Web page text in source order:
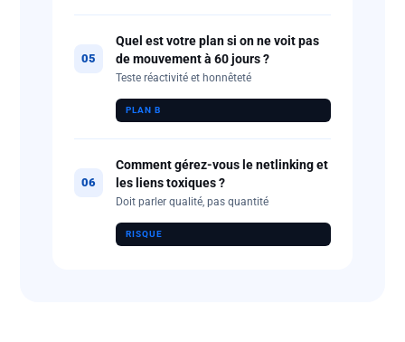
05
Quel est votre plan si on ne voit pas
de mouvement à 60 jours ?
Teste réactivité et honnêteté
PLAN B
06
Comment gérez-vous le netlinking et
les liens toxiques ?
Doit parler qualité, pas quantité
RISQUE